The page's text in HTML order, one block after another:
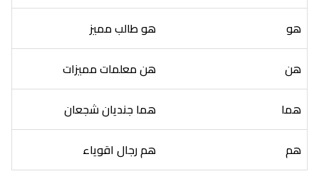
هو
هو طالب مميز
هن
هن معلمات مميزات
هما
هما جنديان شجعان
هم
هم رجال اقوياء